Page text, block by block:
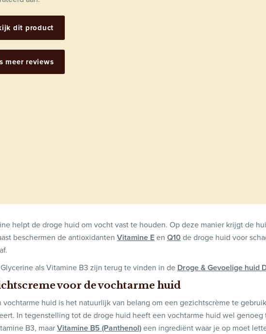
dit product
meer reviews
helpt de droge huid om vocht vast te houden. Op deze manier krijgt de
beschermen de antioxidanten Vitamine Een Q10de droge huid voor
als Vitamine B3 zijn terug te vinden in de Droge & Gevoelige huid
voor de vochtarme huid
vochtarme huid is het natuurlijk van belang om een gezichtscrème te
In tegenstelling tot de droge huid heeft een vochtarme huid wel genoeg
B3, maarVitamine B5 (Panthenol)een ingrediënt waar je op moet